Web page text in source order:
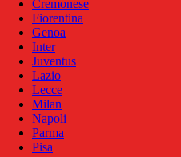
Cremonese
Fiorentina
Genoa
Inter
Juventus
Lazio
Lecce
Milan
Napoli
Parma
Pisa